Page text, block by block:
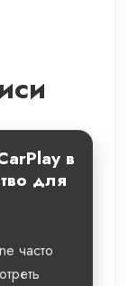
в
для
часто